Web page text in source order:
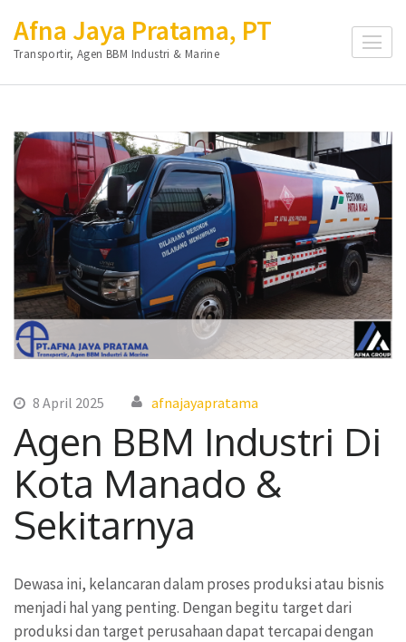
ke
konten
(Tekan
Afna Jaya Pratama, PT
Transportir, Agen BBM Industri & Marine
8 April 2025 afnajayapratama
Agen BBM Industri Di
Kota Manado &
Sekitarnya
Dewasa ini, kelancaran dalam proses produksi atau bisnis
menjadi hal yang penting. Dengan begitu target dari
produksi dan target perusahaan dapat tercapai dengan